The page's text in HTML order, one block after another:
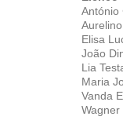
António
Elisa
João
Lia
Maria
Vanda
Wagner